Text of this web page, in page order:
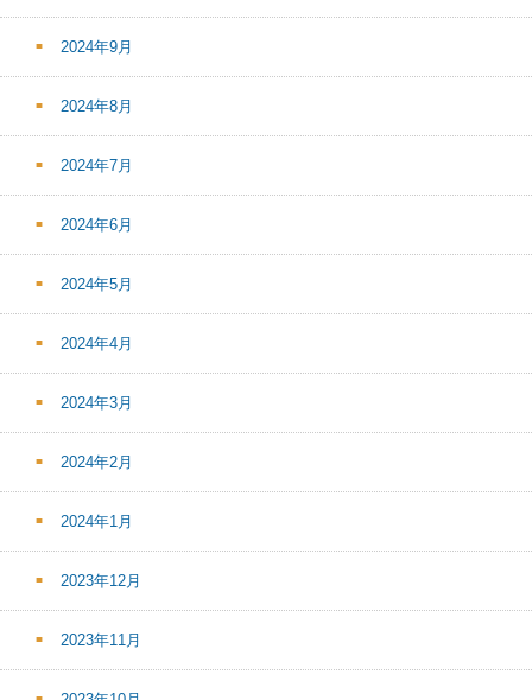
2024年9月
2024年8月
2024年7月
2024年6月
2024年5月
2024年4月
2024年3月
2024年2月
2024年1月
2023年12月
2023年11月